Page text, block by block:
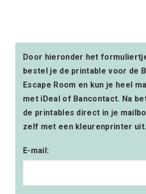
Door hieronder het
bestel je de printable voor de
Escape Room en kun je heel
met iDeal of Bancontact. Na
de printables direct in je
zelf met een kleurenprinter uit.
E-mail: